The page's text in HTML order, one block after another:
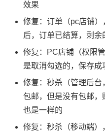
效果
修复：订单（pc店铺
后，订单已结算，剩余
修复：PC店铺（权限
是取消勾选的，保存
修复：秒杀（管理后
包邮，但是没有包邮
也是一样的
修复：秒杀（移动端）